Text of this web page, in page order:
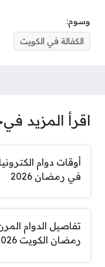
وسوم:
الكفالة في الكويت
اقرأ المزيد في
أوقات دوام
في رمضان 2026
تفاصيل الدوام
رمضان الكويت 2026